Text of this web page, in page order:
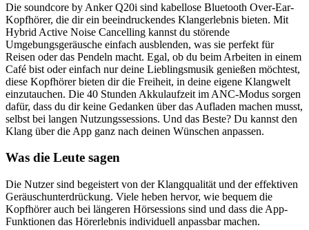
Die soundcore by Anker Q20i sind kabellose Bluetooth Over-Ear-
Kopfhörer, die dir ein beeindruckendes Klangerlebnis bieten. Mit
Hybrid Active Noise Cancelling kannst du störende
Umgebungsgeräusche einfach ausblenden, was sie perfekt für
Reisen oder das Pendeln macht. Egal, ob du beim Arbeiten in einem
Café bist oder einfach nur deine Lieblingsmusik genießen möchtest,
diese Kopfhörer bieten dir die Freiheit, in deine eigene Klangwelt
einzutauchen. Die 40 Stunden Akkulaufzeit im ANC-Modus sorgen
dafür, dass du dir keine Gedanken über das Aufladen machen musst,
selbst bei langen Nutzungssessions. Und das Beste? Du kannst den
Klang über die App ganz nach deinen Wünschen anpassen.
Was die Leute sagen
Die Nutzer sind begeistert von der Klangqualität und der effektiven
Geräuschunterdrückung. Viele heben hervor, wie bequem die
Kopfhörer auch bei längeren Hörsessions sind und dass die App-
Funktionen das Hörerlebnis individuell anpassbar machen.